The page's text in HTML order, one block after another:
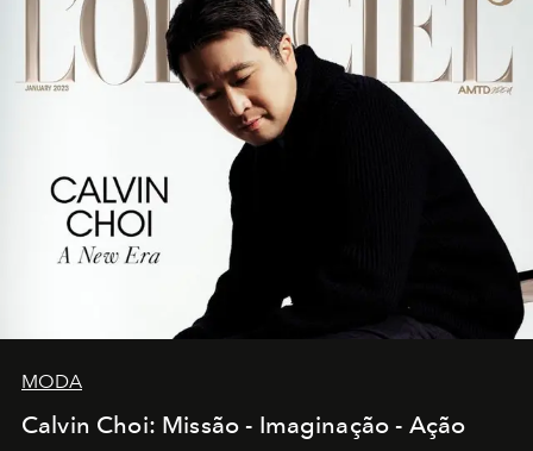
MODA
Calvin Choi: Missão - Imaginação - Ação